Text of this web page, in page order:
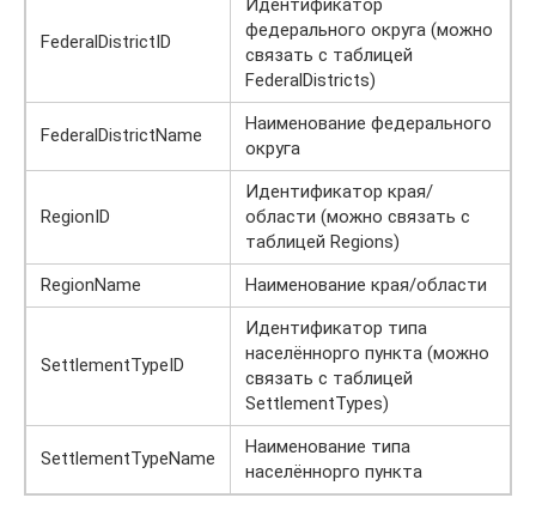
FederalDistrictID
федерального округа (можно
связать с таблицей
FederalDistricts)
FederalDistrictName
Наименование федерального
округа
RegionID
Идентификатор края/
области (можно связать с
таблицей Regions)
RegionName
Наименование края/области
SettlementTypeID
Идентификатор типа
населённорго пункта (можно
связать с таблицей
SettlementTypes)
SettlementTypeName
Наименование типа
населённорго пункта